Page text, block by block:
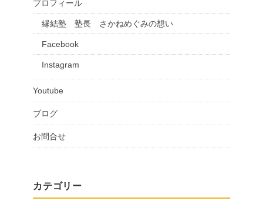
プロフィール
縁結塾 塾長 さかねめぐみの想い
Facebook
Instagram
Youtube
ブログ
お問合せ
カテゴリー